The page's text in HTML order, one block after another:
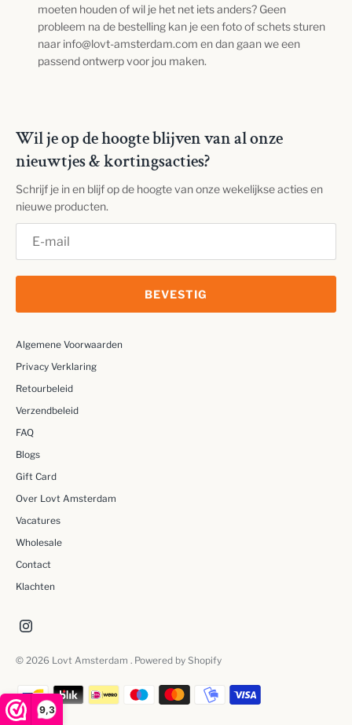
9,3
moeten houden of wil je het net iets anders? Geen
probleem na de bestelling kan je een foto of schets sturen
naar info@lovt-amsterdam.com en dan gaan we een
passend ontwerp voor jou maken.
Wil je op de hoogte blijven van al onze
nieuwtjes & kortingsacties?
Schrijf je in en blijf op de hoogte van onze wekelijkse acties en
nieuwe producten.
BEVESTIG
Algemene Voorwaarden
Privacy Verklaring
Retourbeleid
Verzendbeleid
FAQ
Blogs
Gift Card
Over Lovt Amsterdam
Vacatures
Wholesale
Contact
Klachten
© 2026 Lovt Amsterdam . Powered by Shopify